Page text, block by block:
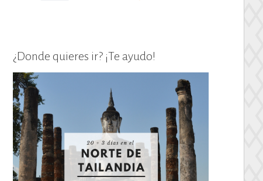
¿Donde quieres ir? ¡Te ayudo!